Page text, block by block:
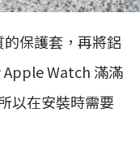
保護套，再將鋁
Apple Watch 滿滿
以在安裝時需要